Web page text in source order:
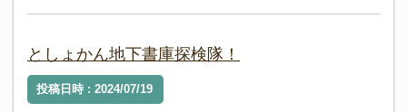
としょかん地下書庫探検隊！
投稿日時 : 2024/07/19